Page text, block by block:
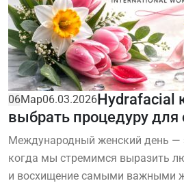
06Мар06.03.2026Hydrafacial
выбрать процедуру
Международный женский день —
когда мы стремимся выразить
и восхищение самыми важными